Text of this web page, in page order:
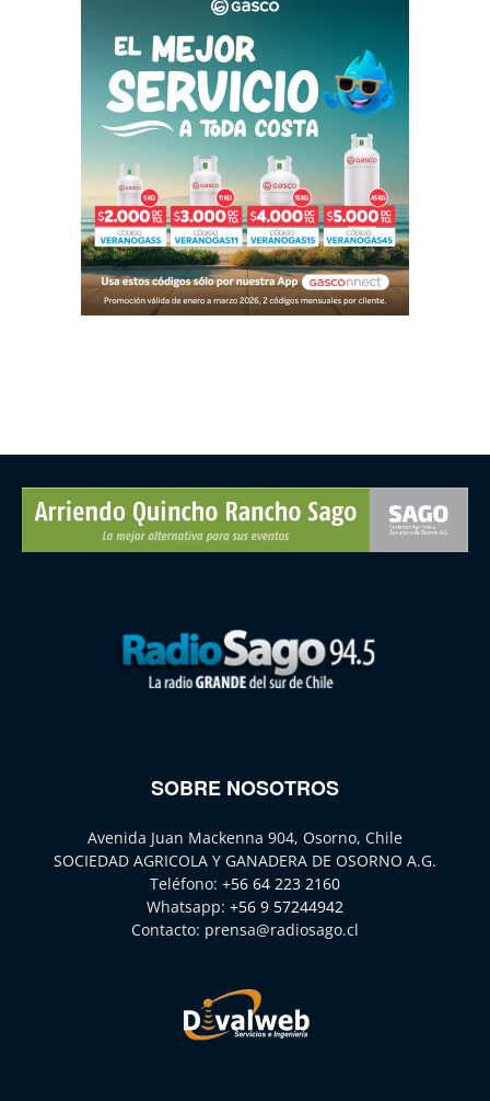
SOBRE NOSOTROS
Avenida Juan Mackenna 904, Osorno, Chile
SOCIEDAD AGRICOLA Y GANADERA DE OSORNO A.G.
Teléfono: +56 64 223 2160
Whatsapp: +56 9 57244942
Contacto: prensa@radiosago.cl